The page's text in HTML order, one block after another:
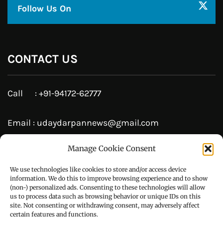
Manage Cookie Consent
We use technologies like cookies to store and/or access device
information. We do this to improve browsing experience and to show
(non-) personalized ads. Consenting to these technologies will allow
us to process data such as browsing behavior or unique IDs on this
site. Not consenting or withdrawing consent, may adversely affect
certain features and functions.
Like Us On
Follow Us On
CONTACT US
Call : +91-94172-62777
Email : udaydarpannews@gmail.com